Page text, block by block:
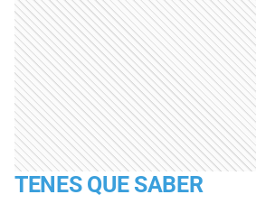
TENES QUE SABER